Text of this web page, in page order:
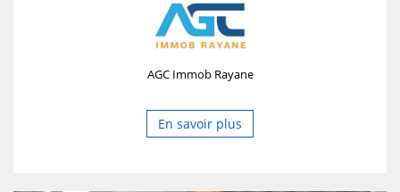
AGC Immob Rayane
En savoir plus